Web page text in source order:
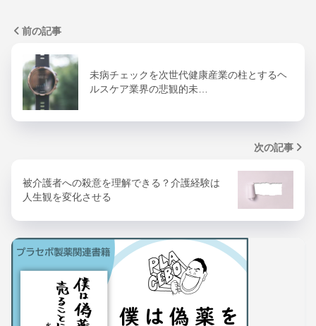
前の記事
未病チェックを次世代健康産業の柱とするヘ
ルスケア業界の悲観的未…
次の記事
被介護者への殺意を理解できる？介護経験は
人生観を変化させる